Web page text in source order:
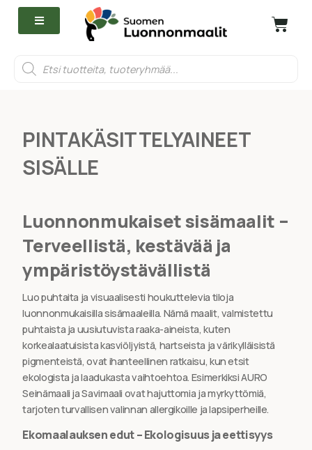
PINTAKÄSITTELYAINEET
SISÄLLE
Luonnonmukaiset sisämaalit –
Terveellistä, kestävää ja
ympäristöystävällistä
Luo puhtaita ja visuaalisesti houkuttelevia tiloja
luonnonmukaisilla sisämaaleilla. Nämä maalit, valmistettu
puhtaista ja uusiutuvista raaka-aineista, kuten
korkealaatuisista kasviöljyistä, hartseista ja värikylläisistä
pigmenteistä, ovat ihanteellinen ratkaisu, kun etsit
ekologista ja laadukasta vaihtoehtoa. Esimerkiksi AURO
Seinämaali ja Savimaali ovat hajuttomia ja myrkyttömiä,
tarjoten turvallisen valinnan allergikoille ja lapsiperheille.
Ekomaalauksen edut – Ekologisuus ja eettisyys